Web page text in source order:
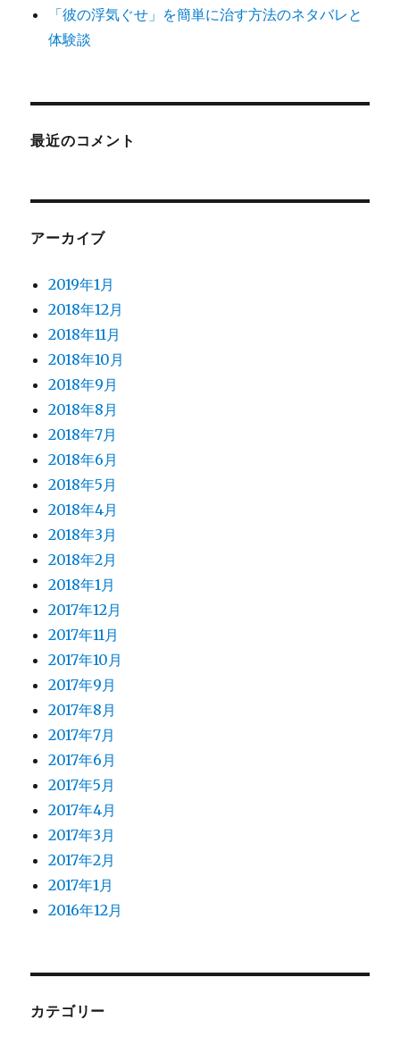
「彼の浮気ぐせ」を簡単に治す方法のネタバレと
体験談
最近のコメント
アーカイブ
2019年1月
2018年12月
2018年11月
2018年10月
2018年9月
2018年8月
2018年7月
2018年6月
2018年5月
2018年4月
2018年3月
2018年2月
2018年1月
2017年12月
2017年11月
2017年10月
2017年9月
2017年8月
2017年7月
2017年6月
2017年5月
2017年4月
2017年3月
2017年2月
2017年1月
2016年12月
カテゴリー